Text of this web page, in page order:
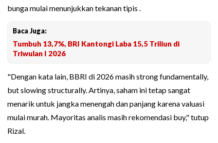
bunga mulai menunjukkan tekanan tipis .
Baca Juga:
Tumbuh 13,7%, BRI Kantongi Laba 15,5 Triliun di
Triwulan I 2026
"Dengan kata lain, BBRI di 2026 masih strong fundamentally,
but slowing structurally. Artinya, saham ini tetap sangat
menarik untuk jangka menengah dan panjang karena valuasi
mulai murah. Mayoritas analis masih rekomendasi buy," tutup
Rizal.